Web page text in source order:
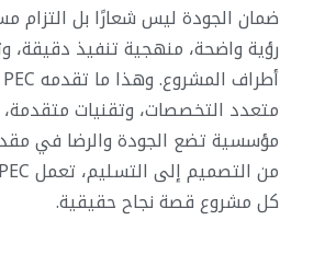
ضمان الجودة ليس شعارًا بل التزام
رؤية واضحة، منهجية تنفيذ دقيقة،
متعدد التخصصات، وتقنيات
مؤسسية تضع الجودة والرضا في
كل مشروع قصة نجاح حقيقية.